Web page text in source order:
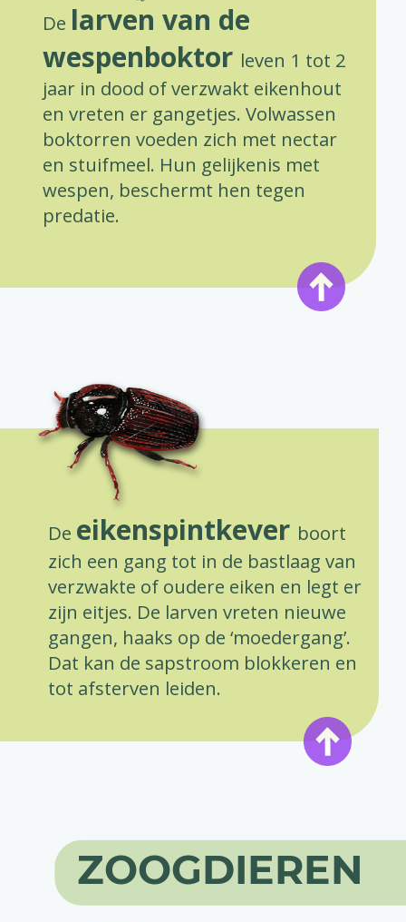
ZOOGDIEREN
De eikenspintkever boort
zich een gang tot in de bastlaag van
verzwakte of oudere eiken en legt er
zijn eitjes. De larven vreten nieuwe
gangen, haaks op de ‘moedergang’.
Dat kan de sapstroom blokkeren en
tot afsterven leiden.
De larven van de
wespenboktor leven 1 tot 2
jaar in dood of verzwakt eikenhout
en vreten er gangetjes. Volwassen
boktorren voeden zich met nectar
en stuifmeel. Hun gelijkenis met
wespen, beschermt hen tegen
predatie.